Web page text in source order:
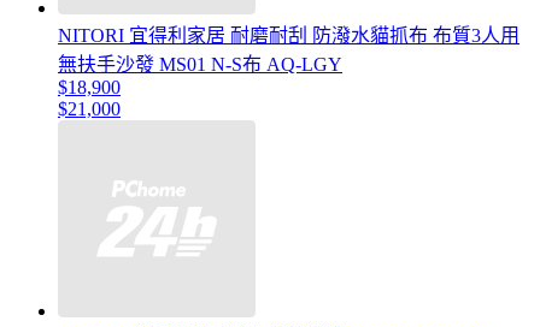
NITORI 宜得利家居 耐磨耐刮 防潑水貓抓布 布質3人用
無扶手沙發 MS01 N-S布 AQ-LGY
$18,900
$21,000